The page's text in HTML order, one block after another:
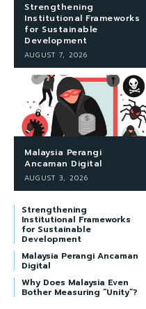
Strengthening
Institutional Frameworks
for Sustainable
Development
AUGUST 7, 2026
Malaysia Perangi
Ancaman Digital
AUGUST 3, 2026
Strengthening
Institutional Frameworks
for Sustainable
Development
Malaysia Perangi Ancaman
Digital
Why Does Malaysia Even
Bother Measuring “Unity”?